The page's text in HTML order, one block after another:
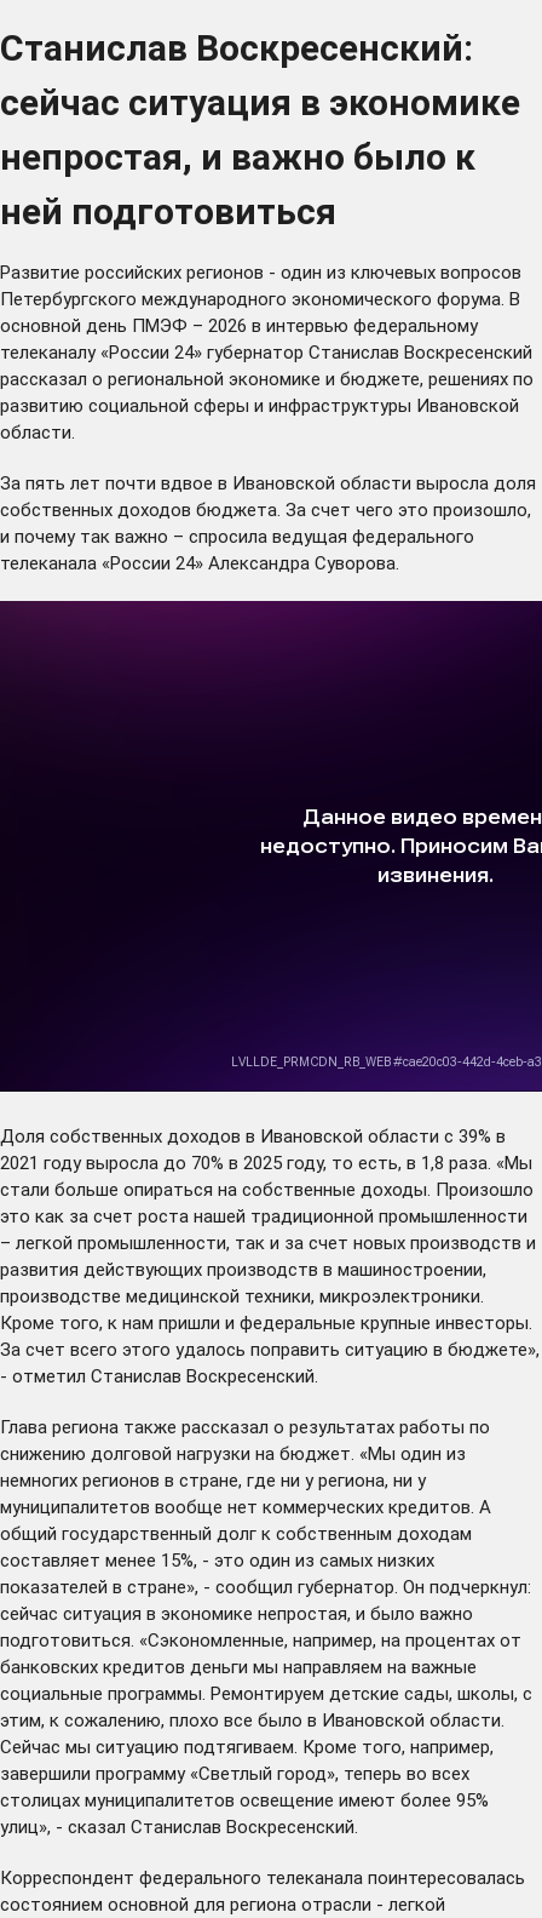
Станислав Воскресенский:
сейчас ситуация в экономике
непростая, и важно было к
ней подготовиться
Развитие российских регионов - один из ключевых вопросов
Петербургского международного экономического форума. В
основной день ПМЭФ – 2026 в интервью федеральному
телеканалу «России 24» губернатор Станислав Воскресенский
рассказал о региональной экономике и бюджете, решениях по
развитию социальной сферы и инфраструктуры Ивановской
области.
За пять лет почти вдвое в Ивановской области выросла доля
собственных доходов бюджета. За счет чего это произошло,
и почему так важно – спросила ведущая федерального
телеканала «России 24» Александра Суворова.
Доля собственных доходов в Ивановской области с 39% в
2021 году выросла до 70% в 2025 году, то есть, в 1,8 раза. «Мы
стали больше опираться на собственные доходы. Произошло
это как за счет роста нашей традиционной промышленности
– легкой промышленности, так и за счет новых производств и
развития действующих производств в машиностроении,
производстве медицинской техники, микроэлектроники.
Кроме того, к нам пришли и федеральные крупные инвесторы.
За счет всего этого удалось поправить ситуацию в бюджете»,
- отметил Станислав Воскресенский.
Глава региона также рассказал о результатах работы по
снижению долговой нагрузки на бюджет. «Мы один из
немногих регионов в стране, где ни у региона, ни у
муниципалитетов вообще нет коммерческих кредитов. А
общий государственный долг к собственным доходам
составляет менее 15%, - это один из самых низких
показателей в стране», - сообщил губернатор. Он подчеркнул:
сейчас ситуация в экономике непростая, и было важно
подготовиться. «Сэкономленные, например, на процентах от
банковских кредитов деньги мы направляем на важные
социальные программы. Ремонтируем детские сады, школы, с
этим, к сожалению, плохо все было в Ивановской области.
Сейчас мы ситуацию подтягиваем. Кроме того, например,
завершили программу «Светлый город», теперь во всех
столицах муниципалитетов освещение имеют более 95%
улиц», - сказал Станислав Воскресенский.
Корреспондент федерального телеканала поинтересовалась
состоянием основной для региона отрасли - легкой